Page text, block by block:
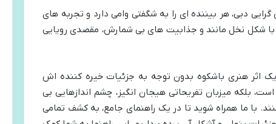
دبی، هر بیننده ای را به شگفتی وامی دارد و تجربه های
شکل نخل مانند و جذابیت های بی شمارش، مقصدی رویایی
یک اثر هنری باشکوه بدون توجه به جزئیات خیره کننده اش
بلکه میزبان تفریحاتی هیجان انگیز، چشم اندازهایی بی
با ما همراه شوید تا در یک راهنمای جامع، به کشف تمامی